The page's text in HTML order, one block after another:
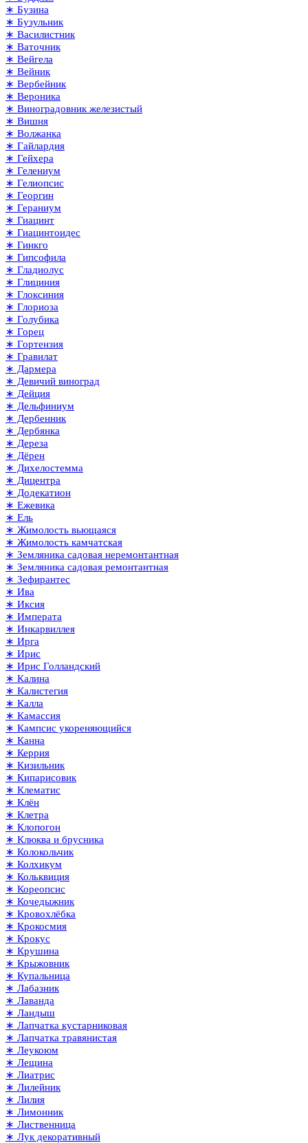
∗ Бузина
∗ Бузульник
∗ Василистник
∗ Ваточник
∗ Вейгела
∗ Вейник
∗ Вербейник
∗ Вероника
∗ Виноградовник железистый
∗ Вишня
∗ Волжанка
∗ Гайлардия
∗ Гейхера
∗ Гелениум
∗ Гелиопсис
∗ Георгин
∗ Гераниум
∗ Гиацинт
∗ Гиацинтоидес
∗ Гинкго
∗ Гипсофила
∗ Гладиолус
∗ Глициния
∗ Глоксиния
∗ Глориоза
∗ Голубика
∗ Горец
∗ Гортензия
∗ Гравилат
∗ Дармера
∗ Девичий виноград
∗ Дейция
∗ Дельфиниум
∗ Дербенник
∗ Дербянка
∗ Дереза
∗ Дёрен
∗ Дихелостемма
∗ Дицентра
∗ Додекатион
∗ Ежевика
∗ Ель
∗ Жимолость вьющаяся
∗ Жимолость камчатская
∗ Земляника садовая неремонтантная
∗ Земляника садовая ремонтантная
∗ Зефирантес
∗ Ива
∗ Иксия
∗ Императа
∗ Инкарвиллея
∗ Ирга
∗ Ирис
∗ Ирис Голландский
∗ Калина
∗ Калистегия
∗ Калла
∗ Камассия
∗ Кампсис укореняющийся
∗ Канна
∗ Керрия
∗ Кизильник
∗ Кипарисовик
∗ Клематис
∗ Клён
∗ Клетра
∗ Клопогон
∗ Клюква и брусника
∗ Колокольчик
∗ Колхикум
∗ Кольквиция
∗ Кореопсис
∗ Кочедыжник
∗ Кровохлёбка
∗ Крокосмия
∗ Крокус
∗ Крушина
∗ Крыжовник
∗ Купальница
∗ Лабазник
∗ Лаванда
∗ Ландыш
∗ Лапчатка кустарниковая
∗ Лапчатка травянистая
∗ Леукоюм
∗ Лещина
∗ Лиатрис
∗ Лилейник
∗ Лилия
∗ Лимонник
∗ Лиственница
∗ Лук декоративный